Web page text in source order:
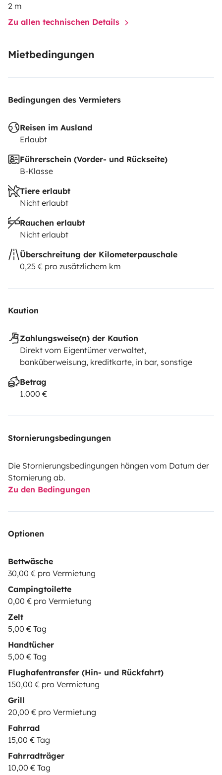
2 m
Zu allen technischen Details
Mietbedingungen
Bedingungen des Vermieters
Reisen im Ausland
Erlaubt
Führerschein (Vorder- und Rückseite)
B-Klasse
Tiere erlaubt
Nicht erlaubt
Rauchen erlaubt
Nicht erlaubt
Überschreitung der Kilometerpauschale
0,25 € pro zusätzlichem km
Kaution
Zahlungsweise(n) der Kaution
Direkt vom Eigentümer verwaltet,
banküberweisung, kreditkarte, in bar, sonstige
Betrag
1.000 €
Stornierungsbedingungen
Die Stornierungsbedingungen hängen vom Datum der
Stornierung ab.
Zu den Bedingungen
Optionen
Bettwäsche
30,00 € pro Vermietung
Campingtoilette
0,00 € pro Vermietung
Zelt
5,00 € Tag
Handtücher
5,00 € Tag
Flughafentransfer (Hin- und Rückfahrt)
150,00 € pro Vermietung
Grill
20,00 € pro Vermietung
Fahrrad
15,00 € Tag
Fahrradträger
10,00 € Tag